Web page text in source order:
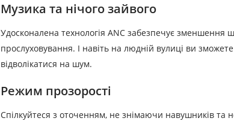
Музика та нічого зайвого
Удосконалена технологія ANC забезпечує зменшення
прослуховування. І навіть на людній вулиці ви
відволікатися на шум.
Режим прозорості
Спілкуйтеся з оточенням, не знімаючи навушників